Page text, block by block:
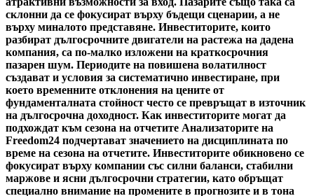
склонни да се фокусират върху бъдещи сценарии, а не
върху миналото представяне. Инвеститорите, които
разбират дългосрочните двигатели на растежа на дадена
компания, са по-малко изложени на краткосрочния
пазарен шум. Периодите на повишена волатилност
създават и условия за систематично инвестиране, при
което временните отклонения на цените от
фундаменталната стойност често се превръщат в източник
на дългосрочна доходност. Как инвеститорите могат да
подхождат към сезона на отчетите Анализаторите на
Freedom24 подчертават значението на дисциплината по
време на сезона на отчетите. Инвеститорите обикновено се
фокусират върху компании със силни баланси, стабилни
маржове и ясни дългосрочни стратегии, като обръщат
специално внимание на промените в прогнозите и в тона